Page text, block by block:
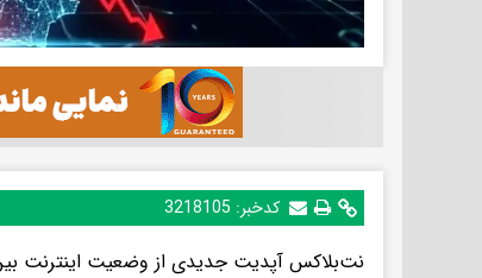
کدخبر: 3218105
نت‌بلاکس آپدیت جدیدی از وضعیت اینترنت